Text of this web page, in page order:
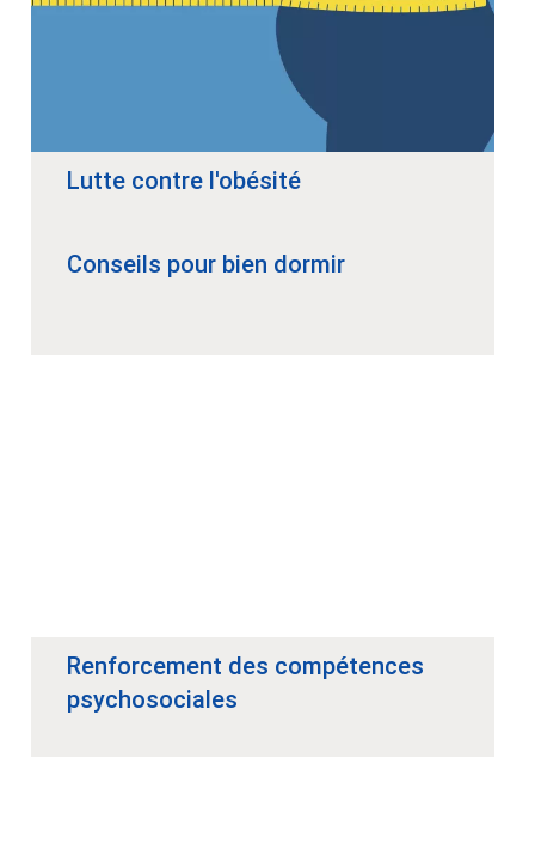
Lutte contre l'obésité
Conseils pour bien dormir
Renforcement des compétences
psychosociales